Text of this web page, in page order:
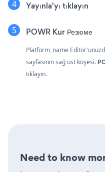
Yayınla'yı tıklayın
POWR Kur Резюме
Platform_name
sayfasının sağ üst köşesi.
tıklayın.
Need to know